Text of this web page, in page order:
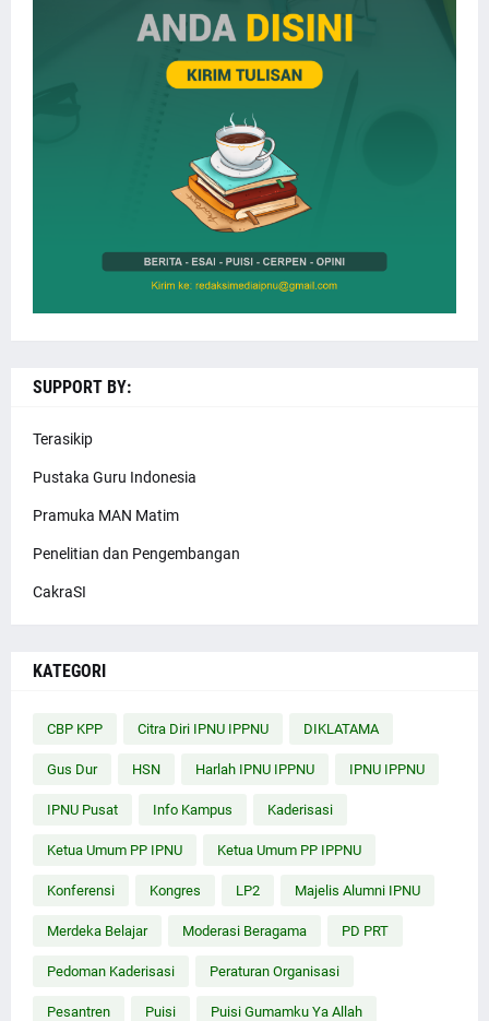
SUPPORT BY:
Terasikip
Pustaka Guru Indonesia
Pramuka MAN Matim
Penelitian dan Pengembangan
CakraSI
KATEGORI
CBP KPP Citra Diri IPNU IPPNU DIKLATAMA
Gus Dur HSN Harlah IPNU IPPNU IPNU IPPNU
IPNU Pusat Info Kampus Kaderisasi
Ketua Umum PP IPNU Ketua Umum PP IPPNU
Konferensi Kongres LP2 Majelis Alumni IPNU
Merdeka Belajar Moderasi Beragama PD PRT
Pedoman Kaderisasi Peraturan Organisasi
Pesantren Puisi Puisi Gumamku Ya Allah